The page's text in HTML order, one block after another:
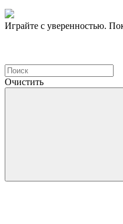
Играйте с уверенностью.
Очистить